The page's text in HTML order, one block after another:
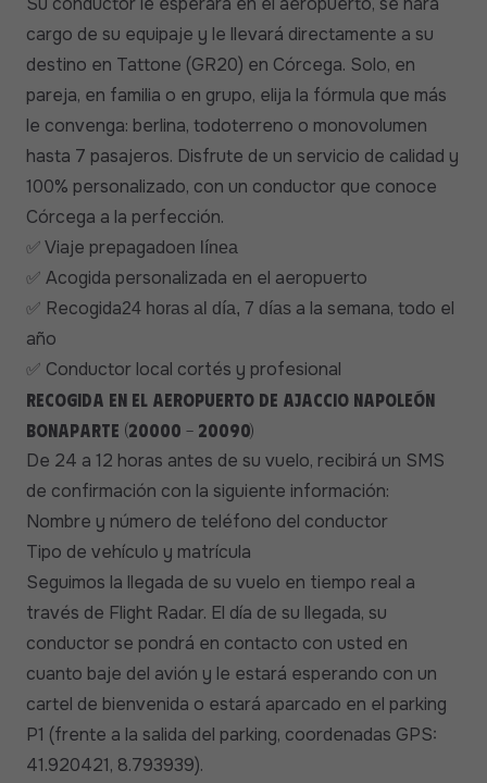
cargo de su equipaje y le llevará directamente a su
destino en Tattone (GR20) en Córcega. Solo, en
pareja, en familia o en grupo, elija la fórmula que más
le convenga: berlina, todoterreno o monovolumen
hasta 7 pasajeros. Disfrute de un servicio de calidad y
100% personalizado, con un conductor que conoce
Córcega a la perfección.
✅ Viaje prepagadoen línea
✅ Acogida personalizada en el aeropuerto
✅ Recogida24 horas al día, 7 días a la semana, todo el
año
✅ Conductor local cortés y profesional
Recogida en el aeropuerto de Ajaccio Napoleón
Bonaparte (20000 - 20090)
De 24 a 12 horas antes de su vuelo, recibirá un SMS
de confirmación con la siguiente información:
Nombre y número de teléfono del conductor
Tipo de vehículo y matrícula
Seguimos la llegada de su vuelo en tiempo real a
través de Flight Radar. El día de su llegada, su
conductor se pondrá en contacto con usted en
cuanto baje del avión y le estará esperando con un
cartel de bienvenida o estará aparcado en el parking
P1 (frente a la salida del parking, coordenadas GPS:
41.920421, 8.793939).